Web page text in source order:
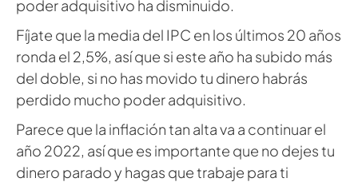
poder adquisitivo ha disminuido.
Fíjate que la media del IPC en los últimos 20 años
ronda el 2,5%, así que si este año ha subido más
del doble, si no has movido tu dinero habrás
perdido mucho poder adquisitivo.
Parece que la inflación tan alta va a continuar el
año 2022, así que es importante que no dejes tu
dinero parado y hagas que trabaje para ti